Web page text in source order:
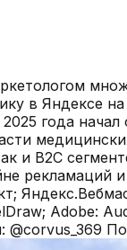
в Яндексе
года
и B2C
рекламаций
Adobe: